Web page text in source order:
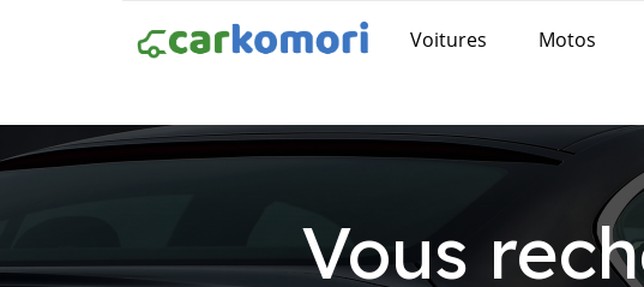
Voitures Motos
Vous